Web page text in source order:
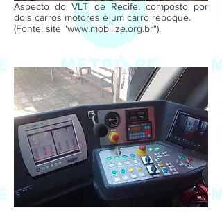
Aspecto do VLT de Recife, composto por
dois carros motores e um carro reboque.
(Fonte: site "www.mobilize.org.br").